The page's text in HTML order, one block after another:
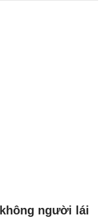
người lái